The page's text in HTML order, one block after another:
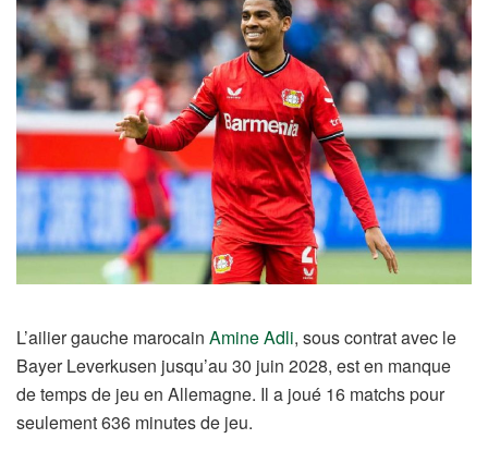
L’ailier gauche marocain Amine Adli, sous contrat avec le
Bayer Leverkusen jusqu’au 30 juin 2028, est en manque
de temps de jeu en Allemagne. Il a joué 16 matchs pour
seulement 636 minutes de jeu.